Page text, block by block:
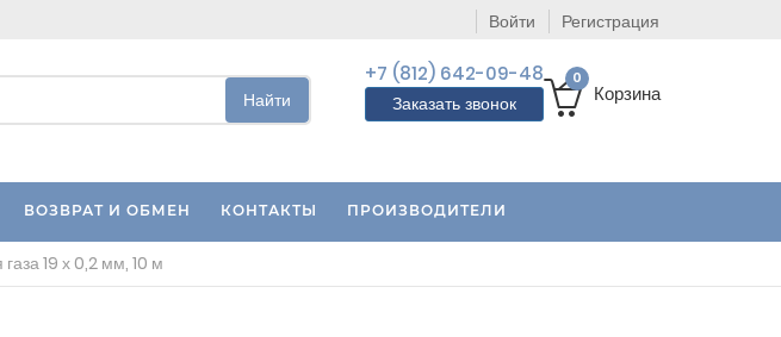
Войти Регистрация
Найти
+7 (812) 642-09-48
Заказать звонок
0
Корзина
ВОЗВРАТ И ОБМЕН КОНТАКТЫ ПРОИЗВОДИТЕЛИ
19 х 0,2 мм, 10 м